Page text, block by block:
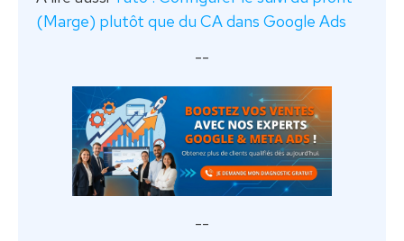
(Marge) plutôt que du CA dans Google Ads
--
--